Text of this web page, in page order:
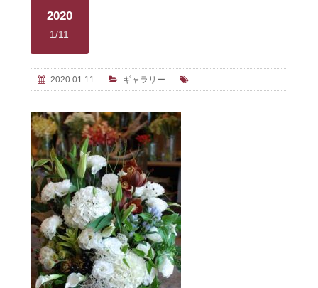
2020
1/11
2020.01.11 ギャラリー